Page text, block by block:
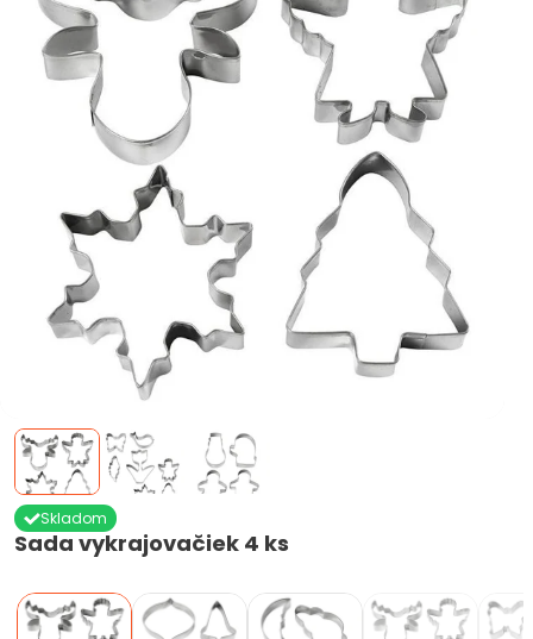
Sada vykrajovačiek 4 ks
Skladom